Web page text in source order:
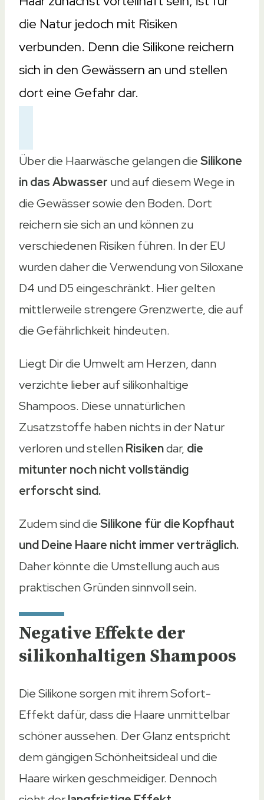
die Natur jedoch mit Risiken
verbunden. Denn die Silikone reichern
sich in den Gewässern an und stellen
dort eine Gefahr dar.
Über die Haarwäsche gelangen dieSilikone
in das Abwasser und auf diesem Wege in
die Gewässer sowie den Boden. Dort
reichern sie sich an und können zu
verschiedenen Risiken führen. In der EU
wurden daher die Verwendung von Siloxane
D4 und D5 eingeschränkt. Hier gelten
mittlerweile strengere Grenzwerte, die auf
die Gefährlichkeit hindeuten.
Liegt Dir die Umwelt am Herzen, dann
verzichte lieber auf silikonhaltige
Shampoos. Diese unnatürlichen
Zusatzstoffe haben nichts in der Natur
verloren und stellenRisikendar, die
mitunter noch nicht vollständig
erforscht sind.
Zudem sind dieSilikone für die Kopfhaut
und Deine Haare nicht immer verträglich.
Daher könnte die Umstellung auch aus
praktischen Gründen sinnvoll sein.
Negative Effekte der
silikonhaltigen Shampoos
Die Silikone sorgen mit ihrem Sofort-
Effekt dafür, dass die Haare unmittelbar
schöner aussehen. Der Glanz entspricht
dem gängigen Schönheitsideal und die
Haare wirken geschmeidiger. Dennoch